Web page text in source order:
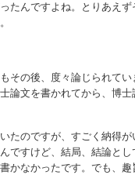
たんですよね。とりあえ
の後、度々論じられてい
論文を書かれてから、博
たのですが、すごく納得
ですけど、結局、結論と
かなかったです。でも、